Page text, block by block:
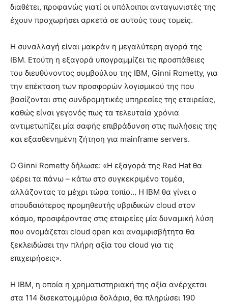
διαθέτει, προφανώς γιατί οι υπόλοιποι ανταγωνιστές της
έχουν προχωρήσει αρκετά σε αυτούς τους τομείς.
Η συναλλαγή είναι μακράν η μεγαλύτερη αγορά της
IBM. Ετούτη η εξαγορά υπογραμμίζει τις προσπάθειες
του διευθύνοντος συμβούλου της IBM, Ginni Rometty, για
την επέκταση των προσφορών λογισμικού της που
βασίζονται στις συνδρομητικές υπηρεσίες της εταιρείας,
καθώς είναι γεγονός πως τα τελευταία χρόνια
αντιμετωπίζει μία σαφής επιβράδυνση στις πωλήσεις της
και εξασθενημένη ζήτηση για mainframe servers.
Ο Ginni Rometty δήλωσε: «Η εξαγορά της Red Hat θα
φέρει τα πάνω – κάτω στο συγκεκριμένο τομέα,
αλλάζοντας το μέχρι τώρα τοπίο… Η IBM θα γίνει ο
σπουδαιότερος προμηθευτής υβριδικών cloud στον
κόσμο, προσφέροντας στις εταιρείες μία δυναμική λύση
που ονομάζεται cloud open και αναμφισβήτητα θα
ξεκλειδώσει την πλήρη αξία του cloud για τις
επιχειρήσεις».
Η IBM, η οποία η χρηματιστηριακή της αξία ανέρχεται
στα 114 δισεκατομμύρια δολάρια, θα πληρώσει 190